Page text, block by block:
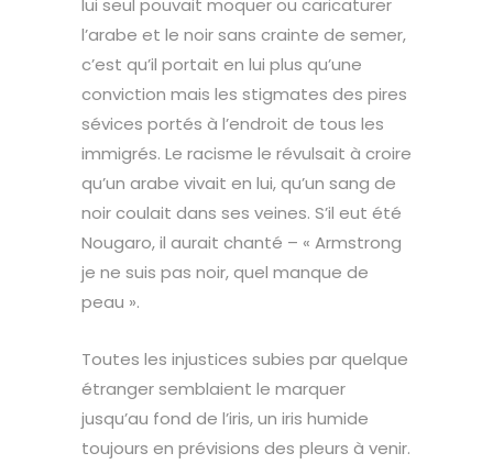
l’arabe et le noir sans crainte de semer,
c’est qu’il portait en lui plus qu’une
conviction mais les stigmates des pires
sévices portés à l’endroit de tous les
immigrés. Le racisme le révulsait à croire
qu’un arabe vivait en lui, qu’un sang de
noir coulait dans ses veines. S’il eut été
Nougaro, il aurait chanté – « Armstrong
je ne suis pas noir, quel manque de
peau ».
Toutes les injustices subies par quelque
étranger semblaient le marquer
jusqu’au fond de l’iris, un iris humide
toujours en prévisions des pleurs à venir.